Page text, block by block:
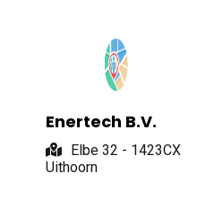
Enertech B.V.
Elbe 32 - 1423CX
Uithoorn